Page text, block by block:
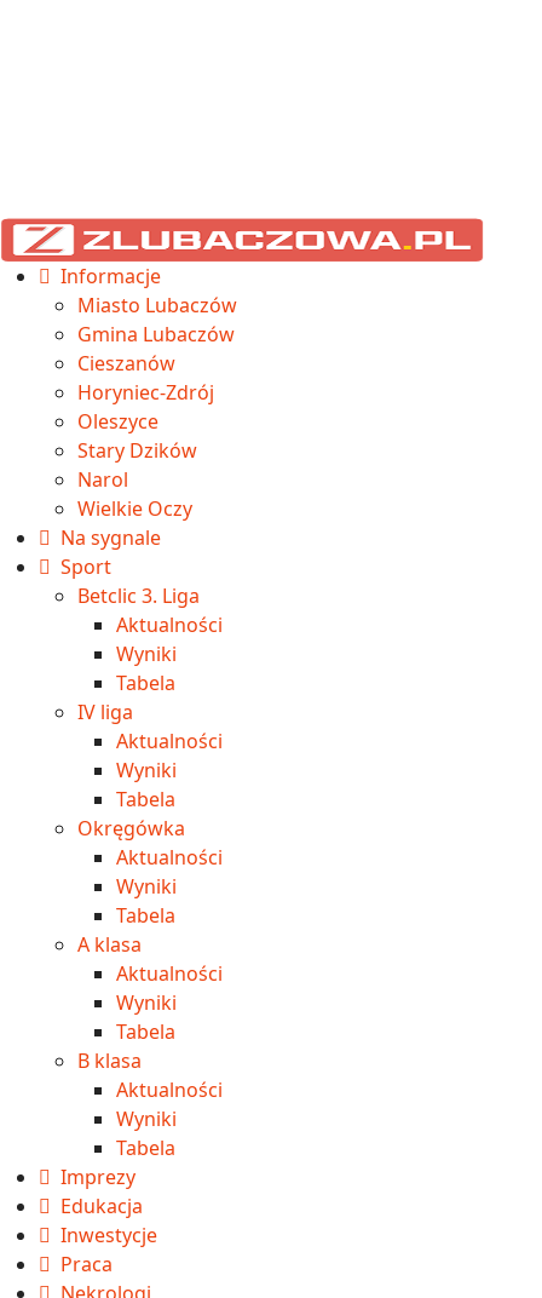
Informacje
Miasto Lubaczów
Gmina Lubaczów
Cieszanów
Horyniec-Zdrój
Oleszyce
Stary Dzików
Narol
Wielkie Oczy
Na sygnale
Sport
Betclic 3. Liga
Aktualności
Wyniki
Tabela
IV liga
Aktualności
Wyniki
Tabela
Okręgówka
Aktualności
Wyniki
Tabela
A klasa
Aktualności
Wyniki
Tabela
B klasa
Aktualności
Wyniki
Tabela
Imprezy
Edukacja
Inwestycje
Praca